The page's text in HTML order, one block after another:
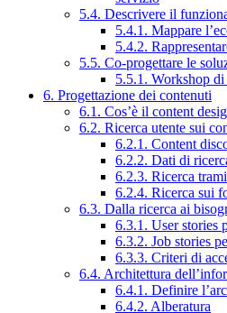
5.4. Descrivere il
5.4.1. Mappare
5.4.2.
5.5. Co-progettare le
5.5.1. Workshop
6. Progettazione dei contenuti
6.1. Cos’è il content
6.2. Ricerca utente sui
6.2.1. Content
6.2.2. Dati di
6.2.3. Ricerca
6.2.4. Ricerca sui
6.3. Dalla ricerca ai
6.3.1. User stories
6.3.2. Job stories
6.3.3. Criteri di
6.4. Architettura
6.4.1. Definire
6.4.2. Alberatura